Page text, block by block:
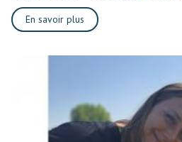
En savoir plus